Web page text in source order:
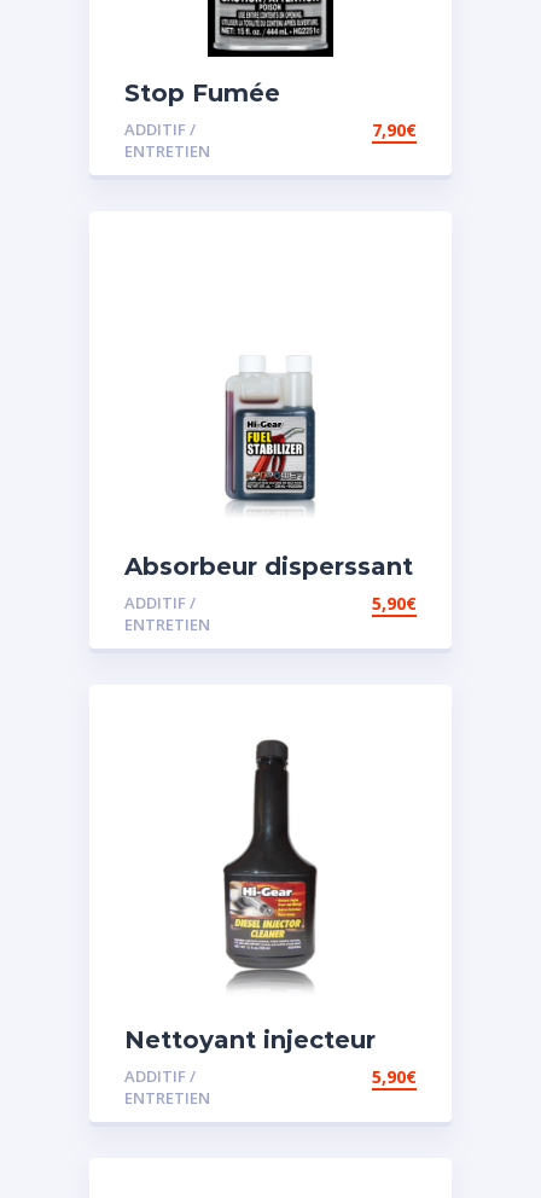
Stop Fumée
ADDITIF /
ENTRETIEN
7,90€
Absorbeur disperssant
d’eau pour carburant
ADDITIF /
ENTRETIEN
5,90€
Nettoyant injecteur
diesel
ADDITIF /
ENTRETIEN
5,90€